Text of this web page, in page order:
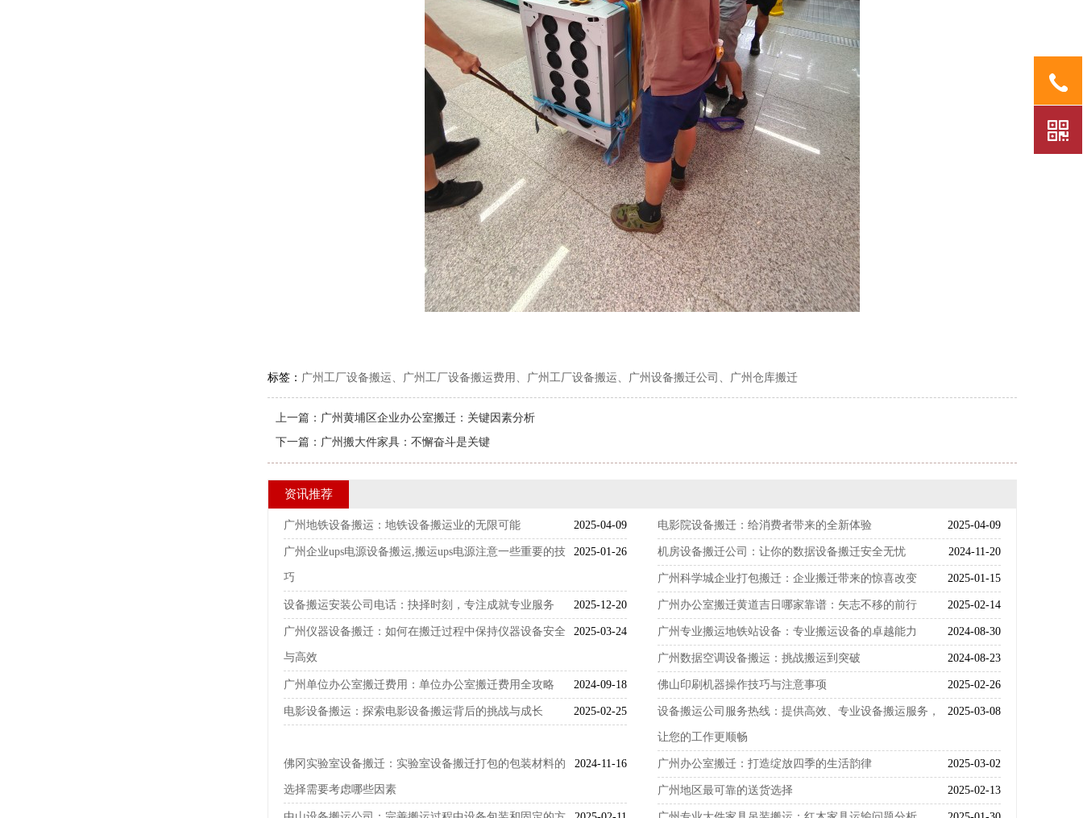
标签： 广州工厂设备搬运、广州工厂设备搬运费用、广州工厂设备搬运、广州设备搬迁公司、广州仓库搬迁
上一篇： 广州黄埔区企业办公室搬迁：关键因素分析
下一篇： 广州搬大件家具：不懈奋斗是关键
资讯推荐
2025-04-09
广州地铁设备搬运：地铁设备搬运业的无限可能 2025-04-09
电影院设备搬迁：给消费者带来的全新体验
2025-01-26
广州企业ups电源设备搬运,搬运ups电源注意一些重要的技
巧
2024-11-20
机房设备搬迁公司：让你的数据设备搬迁安全无忧
2025-01-15
广州科学城企业打包搬迁：企业搬迁带来的惊喜改变
2025-12-20
设备搬运安装公司电话：抉择时刻，专注成就专业服务 2025-02-14
广州办公室搬迁黄道吉日哪家靠谱：矢志不移的前行
2025-03-24
广州仪器设备搬迁：如何在搬迁过程中保持仪器设备安全
与高效
2024-08-30
广州专业搬运地铁站设备：专业搬运设备的卓越能力
2024-08-23
广州数据空调设备搬运：挑战搬运到突破
2024-09-18
广州单位办公室搬迁费用：单位办公室搬迁费用全攻略 2025-02-26
佛山印刷机器操作技巧与注意事项
2025-02-25
电影设备搬运：探索电影设备搬运背后的挑战与成长 2025-03-08
设备搬运公司服务热线：提供高效、专业设备搬运服务，
让您的工作更顺畅
2024-11-16
佛冈实验室设备搬迁：实验室设备搬迁打包的包装材料的
选择需要考虑哪些因素
2025-03-02
广州办公室搬迁：打造绽放四季的生活韵律
2025-02-13
广州地区最可靠的送货选择